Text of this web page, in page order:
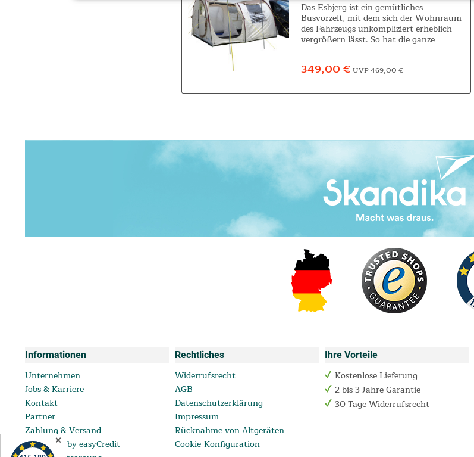
Das Esbjerg ist ein gemütliches
Busvorzelt, mit dem sich der Wohnraum
des Fahrzeugs unkompliziert erheblich
vergrößern lässt. So hat die ganze
einen entspannten...
349,00 € UVP 469,00 €
Informationen
Unternehmen
Jobs & Karriere
Kontakt
Partner
Zahlung & Versand
ratenkauf by easyCredit
Rechtliches
Widerrufsrecht
AGB
Datenschutzerklärung
Impressum
Rücknahme von Altgeräten
Cookie-Konfiguration
Ihre Vorteile
Kostenlose Lieferung
2 bis 3 Jahre Garantie
30 Tage Widerrufsrecht
✕